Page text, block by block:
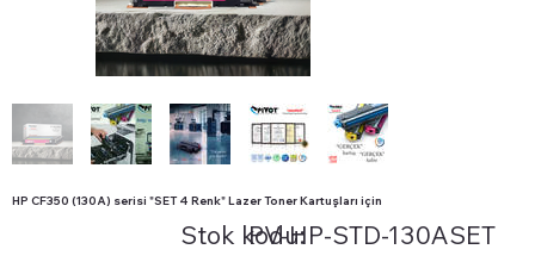
HP CF350 (130A) serisi "SET 4 Renk" Lazer Toner Kartuşları için
Stok kodu:
kodu:
PV-HP-STD-130ASET